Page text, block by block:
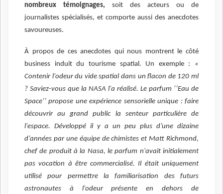
nombreux témoignages, soit des acteurs ou de
journalistes spécialisés, et comporte aussi des anecdotes
savoureuses.
À propos de ces anecdotes qui nous montrent le côté
business induit du tourisme spatial. Un exemple : «
Contenir l'odeur du vide spatial dans un flacon de 120 ml
? Saviez-vous que la NASA l'a réalisé. Le parfum ‘’Eau de
Space’’ propose une expérience sensorielle unique : faire
découvrir au grand public la senteur particulière de
l'espace. Développé il y a un peu plus d’une dizaine
d’années par une équipe de chimistes et Matt Richmond,
chef de produit à la Nasa, le parfum n'avait initialement
pas vocation à être commercialisé. Il était uniquement
utilisé pour permettre la familiarisation des futurs
astronautes à l'odeur présente en dehors de